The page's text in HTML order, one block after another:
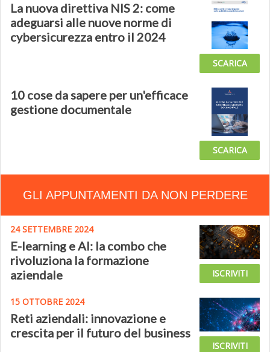
La nuova direttiva NIS 2: come
adeguarsi alle nuove norme di
cybersicurezza entro il 2024
SCARICA
10 cose da sapere per un'efficace
gestione documentale
SCARICA
GLI APPUNTAMENTI DA NON PERDERE
24 SETTEMBRE 2024
E-learning e AI: la combo che
rivoluziona la formazione
aziendale
ISCRIVITI
15 OTTOBRE 2024
Reti aziendali: innovazione e
crescita per il futuro del business
ISCRIVITI